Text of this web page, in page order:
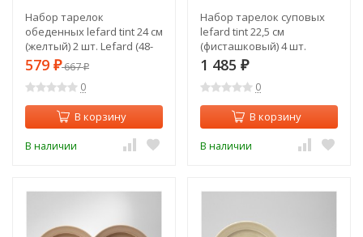
Набор тарелок
обеденных lefard tint 24 см
(желтый) 2 шт. Lefard (48-
959-1)
579 ₽667₽
0
В корзину
В наличии
Набор тарелок суповых
lefard tint 22,5 см
(фисташковый) 4 шт.
Lefard (48-857-2)
1 485 ₽
0
В корзину
В наличии